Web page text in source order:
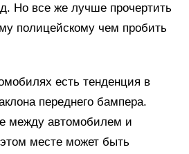
Но все же лучше прочертить
полицейскому чем пробить
есть тенденция в
переднего бампера.
между автомобилем и
месте может быть